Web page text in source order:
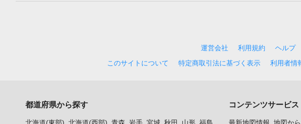
運営会社 利用規約 ヘルプ
このサイトについて
特定商取引法に基づく表示 利用者情
都道府県から探す コンテンツサービス